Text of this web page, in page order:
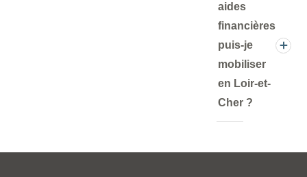
aides
financières
puis-je
mobiliser
en Loir-et-
Cher ?